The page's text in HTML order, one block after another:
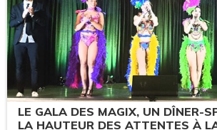
LE GALA DES MAGIX, UN DÎNER-
LA HAUTEUR DES ATTENTES À